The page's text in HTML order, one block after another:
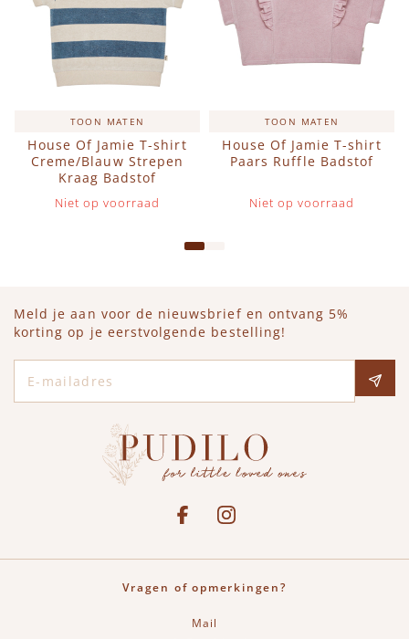
TOON MATEN
House Of Jamie T-shirt
Creme/Blauw Strepen
Kraag Badstof
Niet op voorraad
TOON MATEN
House Of Jamie T-shirt
Paars Ruffle Badstof
Niet op voorraad
Meld je aan voor de nieuwsbrief en ontvang 5%
korting op je eerstvolgende bestelling!
See our FacebookBekijk onze Instagram pagina
Vragen of opmerkingen?
Mail